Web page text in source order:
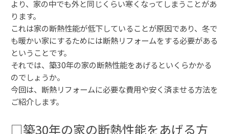
より、家の中でも外と同じくらい寒くなってしまうことがあ
ります。
これは家の断熱性能が低下していることが原因であり、冬で
も暖かい家にするためには断熱リフォームをする必要がある
ということです。
それでは、築30年の家の断熱性能をあげるといくらかかる
のでしょうか。
今回は、断熱リフォームに必要な費用や安く済ませる方法を
ご紹介します。
□築30年の家の断熱性能をあげる方